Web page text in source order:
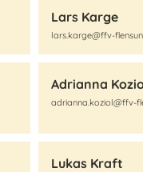
Lars Karge
lars.karge@ffv-
Adrianna
adrianna.koziol@ffv-
Lukas Kraft